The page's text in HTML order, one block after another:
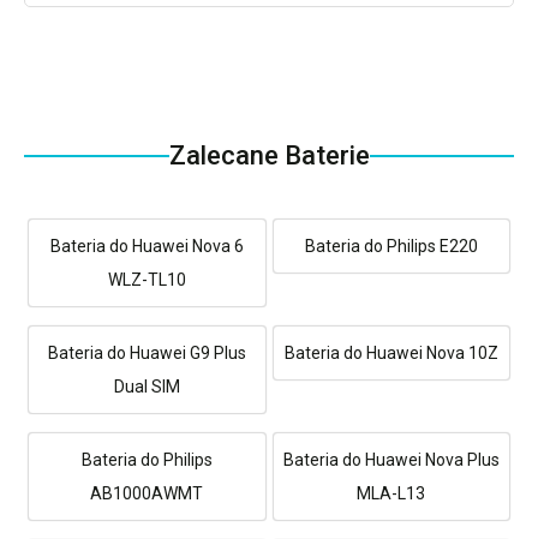
Zalecane Baterie
Bateria do Huawei Nova 6
WLZ-TL10
Bateria do Philips E220
Bateria do Huawei G9 Plus
Dual SIM
Bateria do Huawei Nova 10Z
Bateria do Philips
AB1000AWMT
Bateria do Huawei Nova Plus
MLA-L13